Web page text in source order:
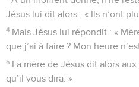
Jésus lui dit alors : « Ils n’ont
4 Mais Jésus lui répondit : «
que j’ai à faire ? Mon heure
5 La mère de Jésus dit alors
qu’il vous dira. »